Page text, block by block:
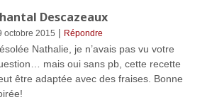
Descazeaux
octobre 2015 | Répondre
Nathalie, je n’avais pas vu votre
mais oui sans pb, cette recette
être adaptée avec des fraises. Bonne